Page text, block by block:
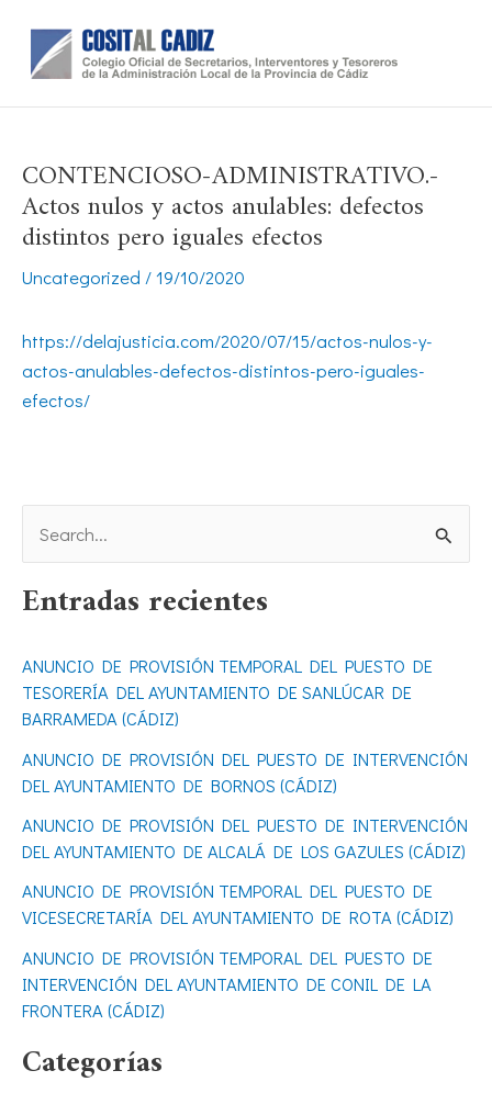
contenido
CONTENCIOSO-ADMINISTRATIVO.-
Actos nulos y actos anulables: defectos
distintos pero iguales efectos
Uncategorized /19/10/2020
https://delajusticia.com/2020/07/15/actos-nulos-y-
actos-anulables-defectos-distintos-pero-iguales-
efectos/
s
a
r
p
o
r
:
Entradas recientes
ANUNCIO DE PROVISIÓN TEMPORAL DEL PUESTO DE
TESORERÍA DEL AYUNTAMIENTO DE SANLÚCAR DE
BARRAMEDA (CÁDIZ)
ANUNCIO DE PROVISIÓN DEL PUESTO DE INTERVENCIÓN
DEL AYUNTAMIENTO DE BORNOS (CÁDIZ)
ANUNCIO DE PROVISIÓN DEL PUESTO DE INTERVENCIÓN
DEL AYUNTAMIENTO DE ALCALÁ DE LOS GAZULES (CÁDIZ)
ANUNCIO DE PROVISIÓN TEMPORAL DEL PUESTO DE
VICESECRETARÍA DEL AYUNTAMIENTO DE ROTA (CÁDIZ)
ANUNCIO DE PROVISIÓN TEMPORAL DEL PUESTO DE
INTERVENCIÓN DEL AYUNTAMIENTO DE CONIL DE LA
FRONTERA (CÁDIZ)
Categorías